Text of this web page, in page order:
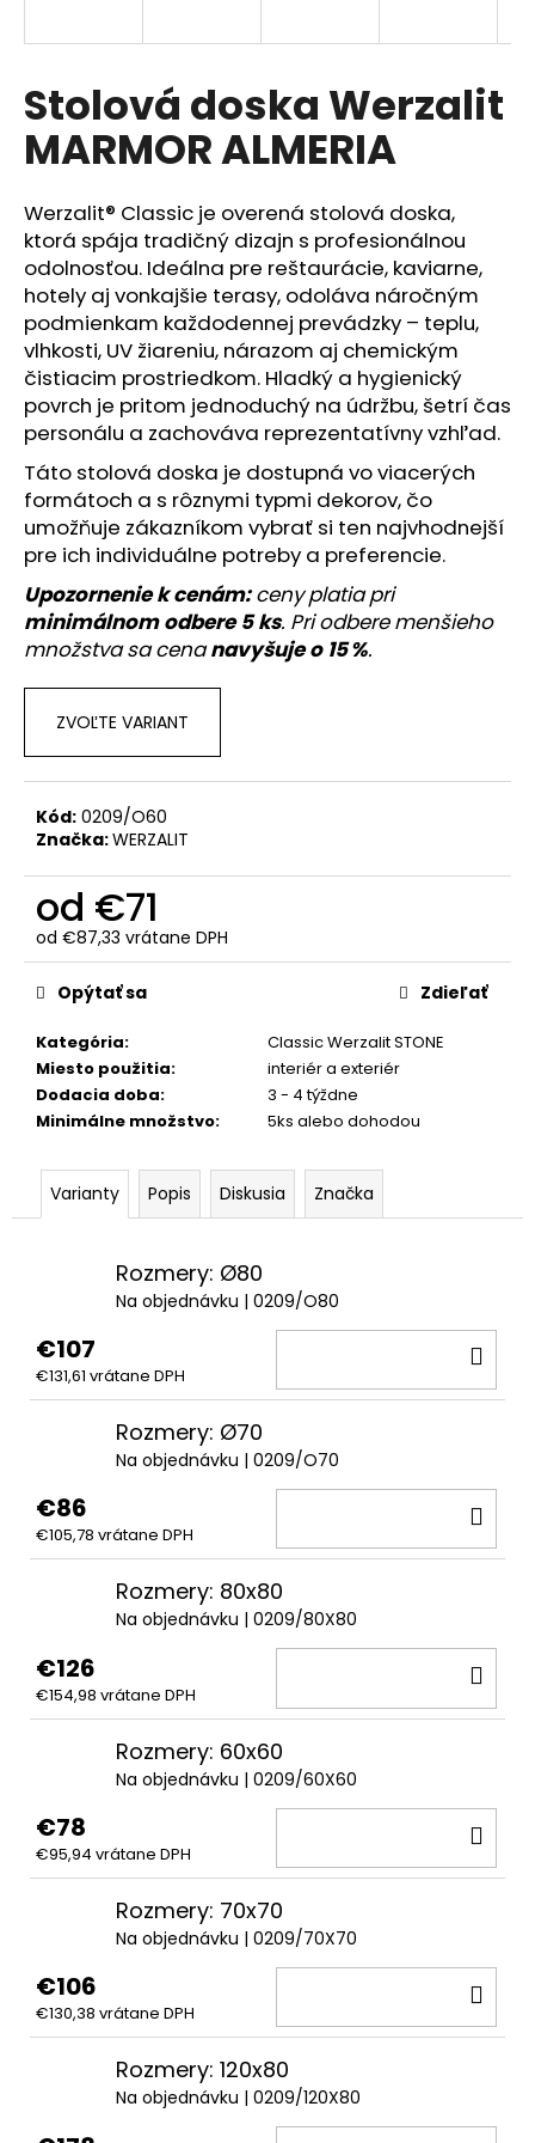
Stolová doska Werzalit
MARMOR ALMERIA
Werzalit® Classic je overená stolová doska,
ktorá spája tradičný dizajn s profesionálnou
odolnosťou. Ideálna pre reštaurácie, kaviarne,
hotely aj vonkajšie terasy, odoláva náročným
podmienkam každodennej prevádzky – teplu,
vlhkosti, UV žiareniu, nárazom aj chemickým
čistiacim prostriedkom. Hladký a hygienický
povrch je pritom jednoduchý na údržbu, šetrí čas
personálu a zachováva reprezentatívny vzhľad.
Táto stolová doska je dostupná vo viacerých
formátoch a s rôznymi typmi dekorov, čo
umožňuje zákazníkom vybrať si ten najvhodnejší
pre ich individuálne potreby a preferencie.
Upozornenie k cenám:ceny platia pri
minimálnom odbere 5 ks. Pri odbere menšieho
množstva sa cenanavyšuje o 15 %.
ZVOĽTE VARIANT
Kód: 0209/O60
Značka:WERZALIT
od €71
od €87,33 vrátane DPH
Jednotková
cena:
Kategória:
Classic Werzalit STONE
Miesto použitia:
interiér a exteriér
Dodacia doba:
3 - 4 týždne
Minimálne množstvo: 5ks alebo dohodou
Opýtať sa Zdieľať
Varianty Popis Diskusia Značka
Rozmery: Ø80
Na objednávku | 0209/O80
€107
€131,61 vrátane DPH
Rozmery: Ø70
Na objednávku | 0209/O70
€86
€105,78 vrátane DPH
Rozmery: 80x80
Na objednávku | 0209/80X80
€126
€154,98 vrátane DPH
Rozmery: 60x60
Na objednávku | 0209/60X60
€78
€95,94 vrátane DPH
Rozmery: 70x70
Na objednávku | 0209/70X70
€106
€130,38 vrátane DPH
Rozmery: 120x80
Na objednávku | 0209/120X80
s
ť
?
HĽADAŤ
O
d
p
o
r
ú
č
a
m
e